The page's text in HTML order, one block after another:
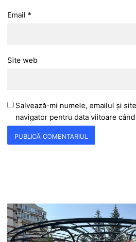
Email *
Site web
Salvează-mi numele, emailul și
navigator pentru data viitoare